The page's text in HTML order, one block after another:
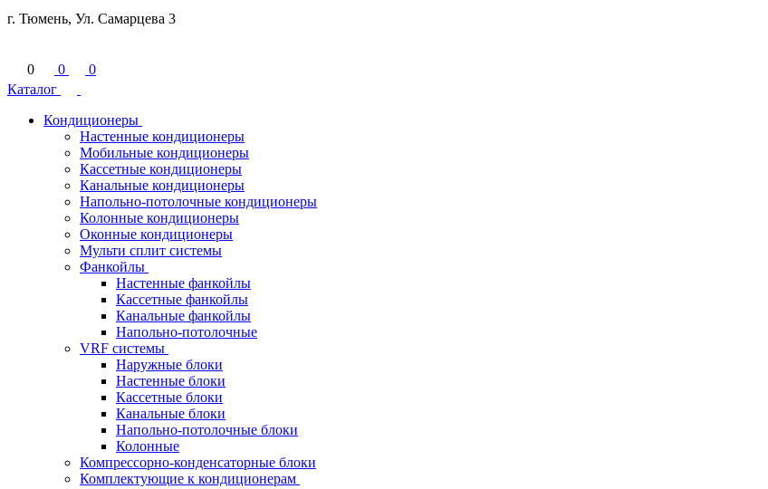
г. Тюмень, Ул. Самарцева 3
0 0
0
Каталог
Кондиционеры
Настенные кондиционеры
Мобильные кондиционеры
Кассетные кондиционеры
Канальные кондиционеры
Напольно-потолочные кондиционеры
Колонные кондиционеры
Оконные кондиционеры
Мульти сплит системы
Фанкойлы
Настенные фанкойлы
Кассетные фанкойлы
Канальные фанкойлы
Напольно-потолочные
VRF системы
Наружные блоки
Настенные блоки
Кассетные блоки
Канальные блоки
Напольно-потолочные блоки
Колонные
Компрессорно-конденсаторные блоки
Комплектующие к кондиционерам